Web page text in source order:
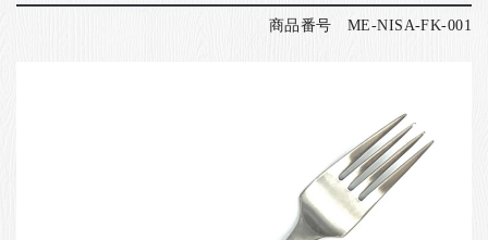
箸（贈答用・自宅用）
商品番号 ME-NISA-FK-001